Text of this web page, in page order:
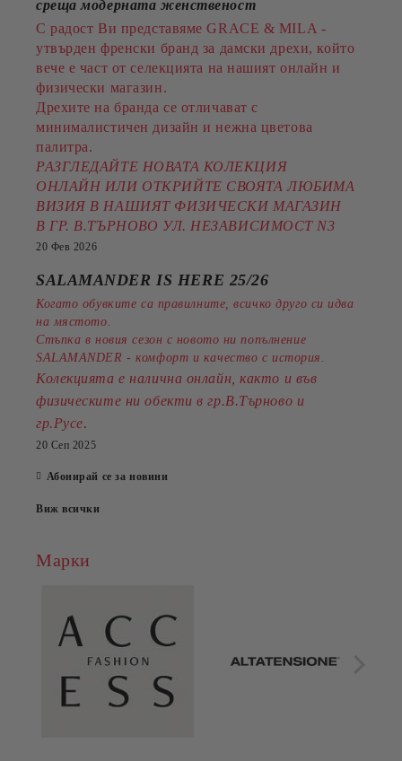
среща модерната женственост
С радост Ви представяме GRACE & MILA -
утвърден френски бранд за дамски дрехи, който
вече е част от селекцията на нашият онлайн и
физически магазин.
Дрехите на бранда се отличават с
минималистичен дизайн и нежна цветова
палитра.
РАЗГЛЕДАЙТЕ НОВАТА КОЛЕКЦИЯ
ОНЛАЙН ИЛИ ОТКРИЙТЕ СВОЯТА ЛЮБИМА
ВИЗИЯ В НАШИЯТ ФИЗИЧЕСКИ МАГАЗИН
В ГР. В.ТЪРНОВО УЛ. НЕЗАВИСИМОСТ N3
20 Фев 2026
SALAMANDER IS HERE 25/26
Когато обувките са правилните, всичко друго си идва
на мястото.
Стъпка в новия сезон с новото ни попълнение
SALAMANDER - комфорт и качество с история.
Колекцията е налична онлайн, както и във
физическите ни обекти в гр.В.Търново и
гр.Русе.
20 Сеп 2025
Абонирай се за новини
Виж всички
Марки